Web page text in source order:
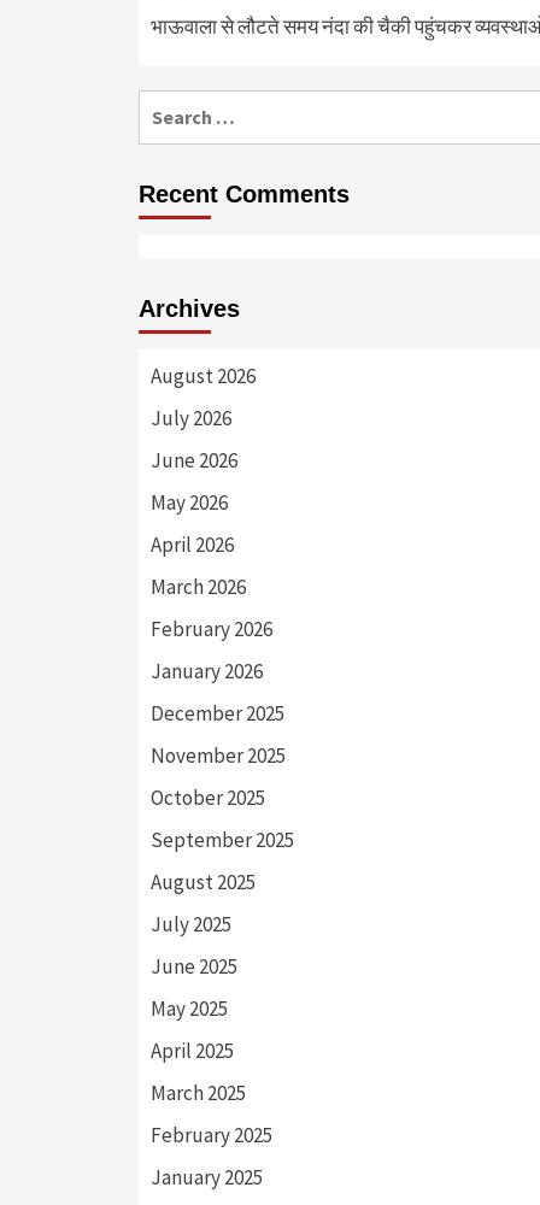
भाऊवाला से लौटते समय नंदा की चैकी पहुंचकर
Recent Comments
Archives
August 2026
July 2026
June 2026
May 2026
April 2026
March 2026
February 2026
January 2026
December 2025
November 2025
October 2025
September 2025
August 2025
July 2025
June 2025
May 2025
April 2025
March 2025
February 2025
January 2025